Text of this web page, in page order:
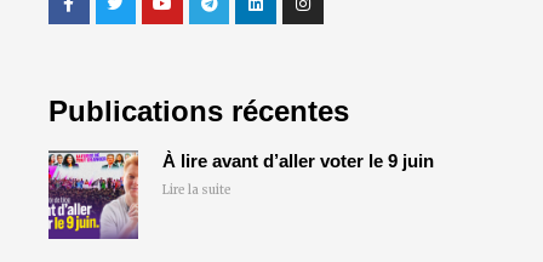
Publications récentes
À lire avant d’aller voter le 9 juin
Lire la suite